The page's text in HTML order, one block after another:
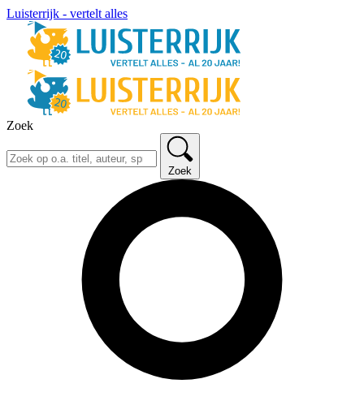
Luisterrijk - vertelt alles
Zoek
Zoek